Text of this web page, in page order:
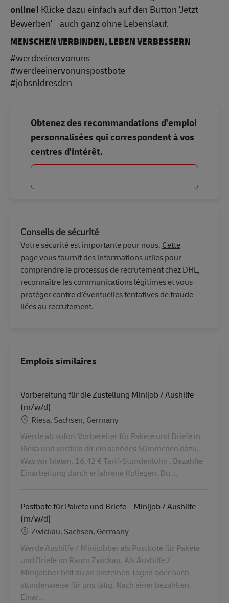
online! Klicke dazu einfach auf den Button 'Jetzt
Bewerben' - auch ganz ohne Lebenslauf.
MENSCHEN VERBINDEN, LEBEN VERBESSERN
#werdeeinervonuns
#werdeeinervonunspostbote
#jobsnldresden
Obtenez des recommandations d'emploi
personnalisées qui correspondent à vos
centres d'intérêt.
Conseils de sécurité
Votre sécurité est importante pour nous. Cette
pagevous fournit des informations utiles pour
comprendre le processus de recrutement chez DHL,
reconnaître les communications légitimes et vous
protéger contre d’éventuelles tentatives de fraude
liées au recrutement.
Emplois similaires
Vorbereitung für die Zustellung Minijob / Aushilfe
(m/w/d)
LieuRiesa, Sachsen, Germany
Werde ab sofort Vorbereiter für Pakete und Briefe in
Riesa und verdien dir ein schönes Sümmchen dazu.
Was wir bieten. 16,42 € Tarif-Stundenlohn . Bezahlte
Einarbeitung durch erfahrene Kollegen. Du ...
Postbote für Pakete und Briefe – Minijob / Aushilfe
(m/w/d)
LieuZwickau, Sachsen, Germany
Werde Aushilfe / Minijobber als Postbote für Pakete
und Briefe im Raum Zwickau. Als Aushilfe /
Minijobber bist du an einzelnen Tagen oder auch
stundenweise für uns tätig. Nach einer bezahlten
Einar...